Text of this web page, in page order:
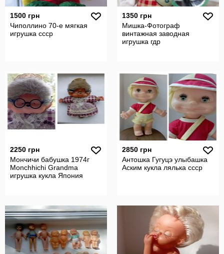
1500 грн
Чиполлино 70-е мягкая
игрушка ссср
1350 грн
Мишка-Фотограф
винтажная заводная
игрушка гдр
2250 грн
Мончичи бабушка 1974г
Monchhichi Grandma
игрушка кукла Япония
2850 грн
Антошка Гугуцэ улыбашка
Аским кукла лялька ссср